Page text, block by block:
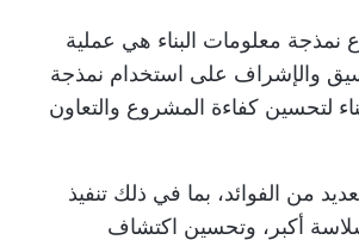
نمذجة معلومات البناء هي عملية
والإشراف على استخدام نمذجة
لتحسين كفاءة المشروع والتعاون
من الفوائد، بما في ذلك تنفيذ
أكبر، وتحسين اكتشاف